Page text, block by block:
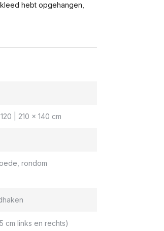
hebt opgehangen,
| 210 x 140 cm
rondom
cm links en rechts)